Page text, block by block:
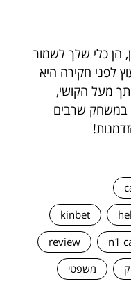
הן כלי שלך לשמור
לפני חקירה היא
מעל הקושי,
במשחק שרבים
kinbet
n1
review
משפטי